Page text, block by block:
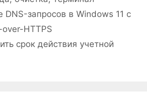
запросов в Windows 11 с
HTTPS
срок действия учетной